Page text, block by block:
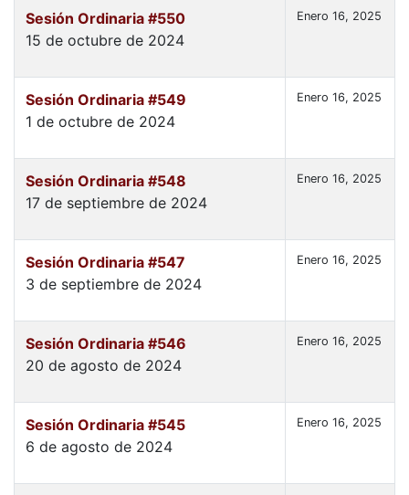
Sesión Ordinaria #550
15 de octubre de 2024
Enero 16, 2025
Sesión Ordinaria #549
1 de octubre de 2024
Enero 16, 2025
Sesión Ordinaria #548
17 de septiembre de 2024
Enero 16, 2025
Sesión Ordinaria #547
3 de septiembre de 2024
Enero 16, 2025
Sesión Ordinaria #546
20 de agosto de 2024
Enero 16, 2025
Sesión Ordinaria #545
6 de agosto de 2024
Enero 16, 2025